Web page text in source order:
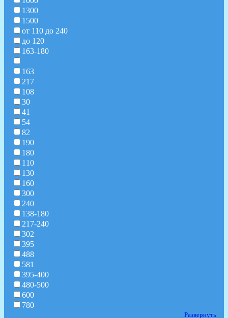
1300
1500
от 110 до 240
до 120
163-180
163
217
108
30
41
54
82
190
180
110
130
160
300
240
138-180
217-240
302
395
488
581
395-400
480-500
600
780
Развернуть